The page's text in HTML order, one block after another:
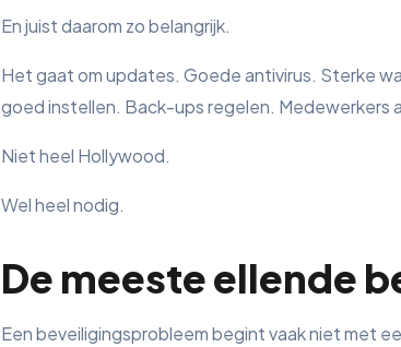
En juist daarom zo belangrijk.
Het gaat om updates. Goede antivirus. Sterke
goed instellen. Back-ups regelen. Medewerkers
Niet heel Hollywood.
Wel heel nodig.
De meeste ellende
Een beveiligingsprobleem begint vaak niet met